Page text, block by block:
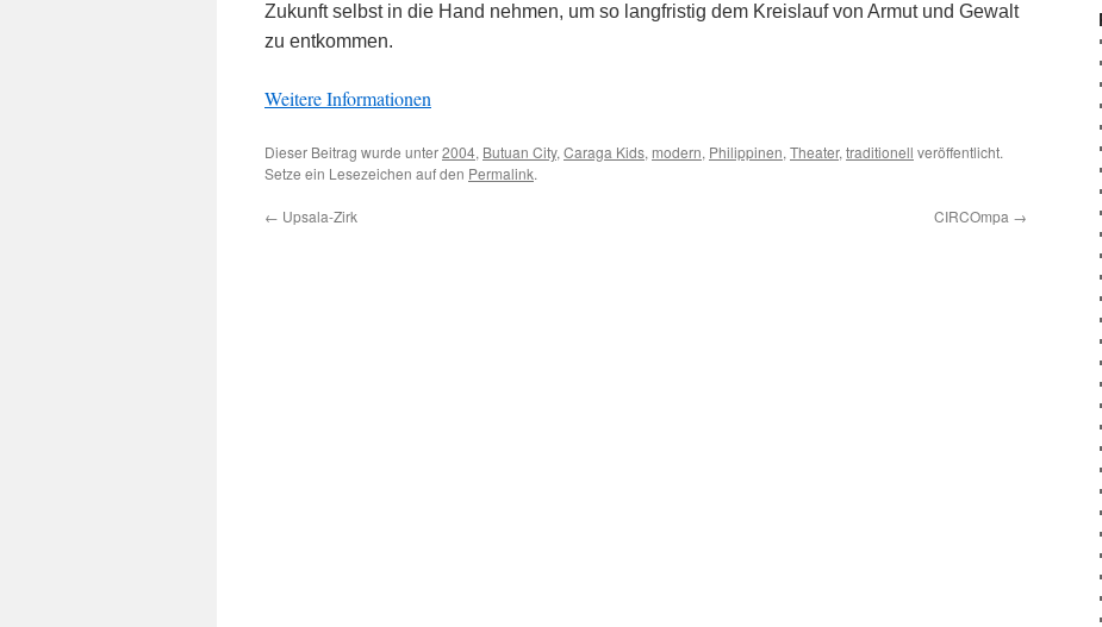
Zukunft selbst in die Hand nehmen, um so langfristig dem Kreislauf von Armut und Gewalt
zu entkommen.
Weitere Informationen
Dieser Beitrag wurde unter2004, Butuan City, Caraga Kids, modern, Philippinen, Theater, traditionell veröffentlicht.
Setze ein Lesezeichen auf den Permalink.
← Upsala-Zirk CIRCOmpa →